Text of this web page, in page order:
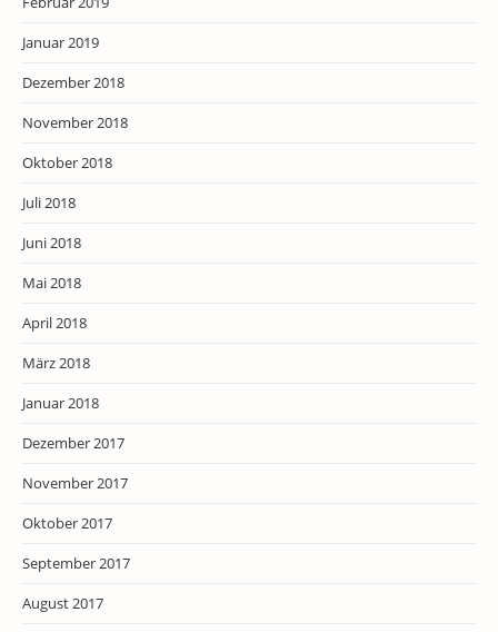
Januar 2019
Dezember 2018
November 2018
Oktober 2018
Juli 2018
Juni 2018
Mai 2018
April 2018
März 2018
Januar 2018
Dezember 2017
November 2017
Oktober 2017
September 2017
August 2017